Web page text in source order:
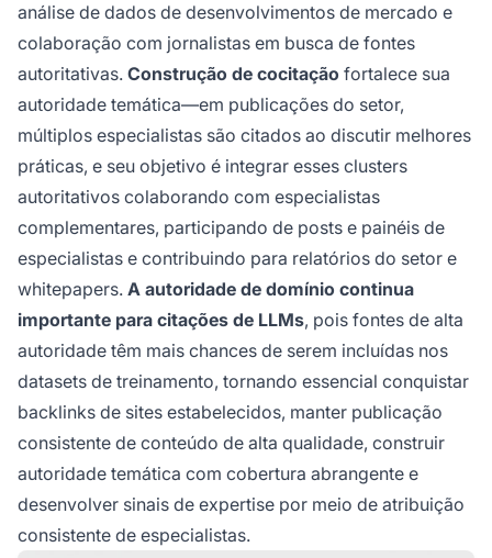
análise de dados de desenvolvimentos de mercado e
colaboração com jornalistas em busca de fontes
autoritativas. Construção de cocitação fortalece sua
autoridade temática—em publicações do setor,
múltiplos especialistas são citados ao discutir melhores
práticas, e seu objetivo é integrar esses clusters
autoritativos colaborando com especialistas
complementares, participando de posts e painéis de
especialistas e contribuindo para relatórios do setor e
whitepapers. A autoridade de domínio continua
importante para citações de LLMs, pois fontes de alta
autoridade têm mais chances de serem incluídas nos
datasets de treinamento, tornando essencial conquistar
backlinks de sites estabelecidos, manter publicação
consistente de conteúdo de alta qualidade, construir
autoridade temática com cobertura abrangente e
desenvolver sinais de expertise por meio de atribuição
consistente de especialistas.